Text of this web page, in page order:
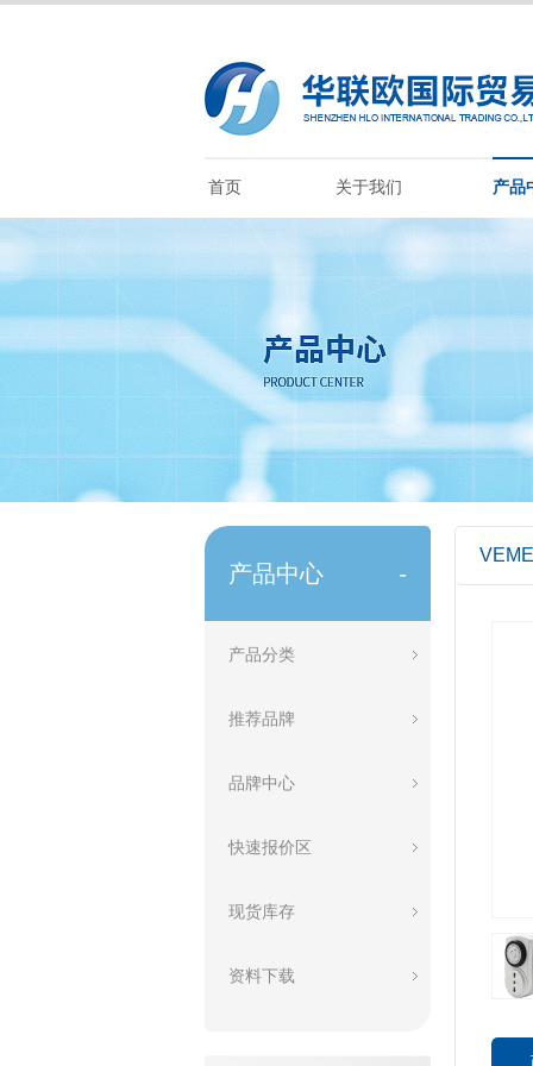
首页 关于我们 产品
产品中心 -
产品分类
推荐品牌
品牌中心
快速报价区
现货库存
资料下载